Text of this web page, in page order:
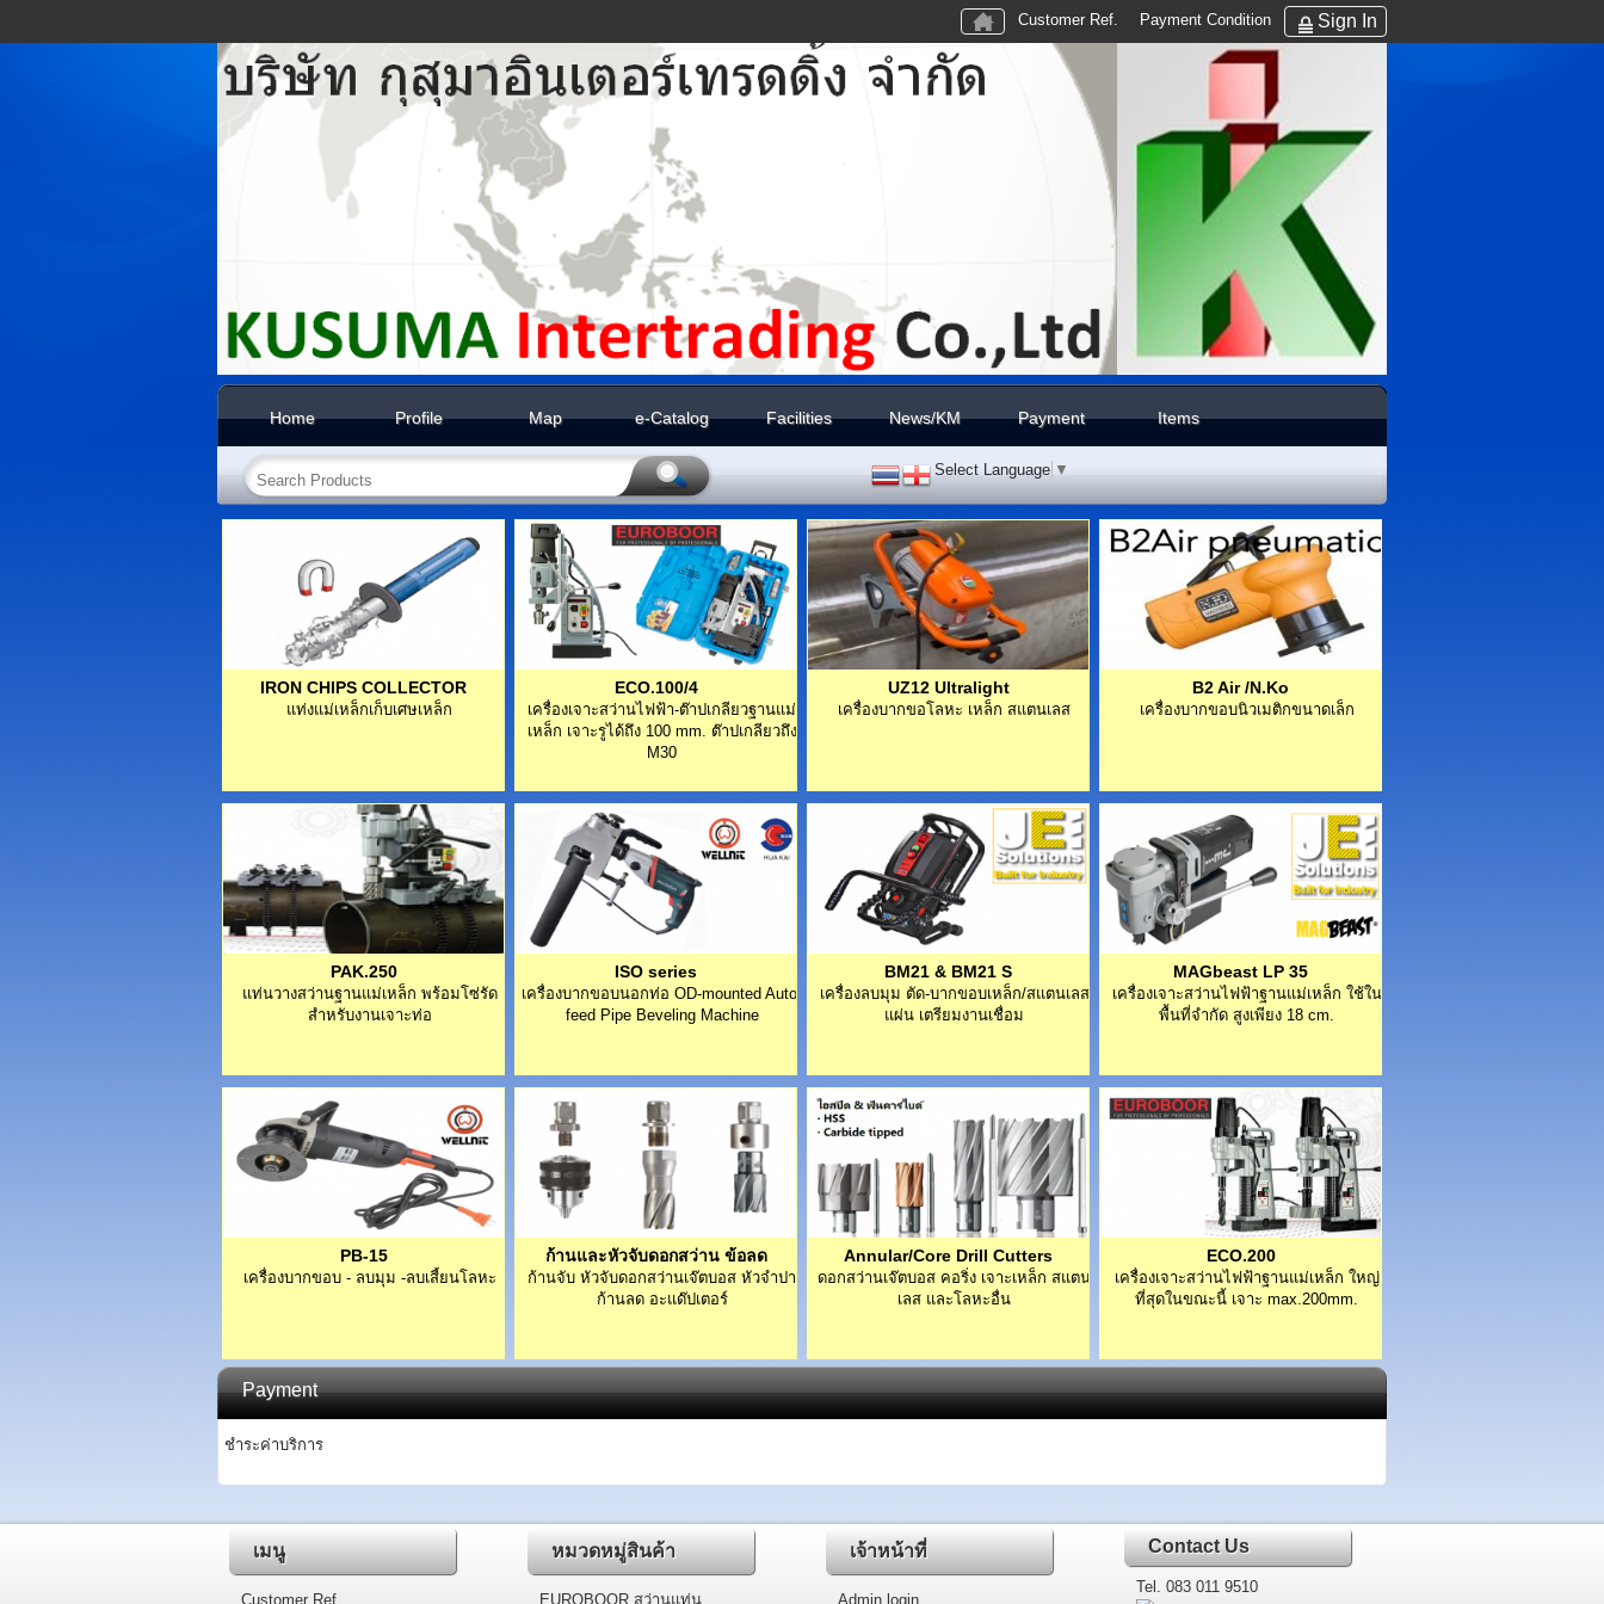
Customer Ref. Payment Condition Sign In
Home Profile Map e-Catalog Facilities News/KM Payment Items
Select Language ▼
IRON CHIPS COLLECTOR
แท่งแม่เหล็กเก็บเศษเหล็ก
ECO.100/4
เครื่องเจาะสว่านไฟฟ้า-ต๊าปเกลียวฐานแม่
เหล็ก เจาะรูได้ถึง 100 mm. ต๊าปเกลียวถึง
M30
UZ12 Ultralight
เครื่องบากขอโลหะ เหล็ก สแตนเลส
B2 Air /N.Ko
เครื่องบากขอบนิวเมติกขนาดเล็ก
PAK.250
แท่นวางสว่านฐานแม่เหล็ก พร้อมโซ่รัด
สำหรับงานเจาะท่อ
ISO series
เครื่องบากขอบนอกท่อ OD-mounted Auto-
feed Pipe Beveling Machine
BM21 & BM21 S
เครื่องลบมุม ตัด-บากขอบเหล็ก/สแตนเลส
แผ่น เตรียมงานเชื่อม
MAGbeast LP 35
เครื่องเจาะสว่านไฟฟ้าฐานแม่เหล็ก ใช้ใน
พื้นที่จำกัด สูงเพียง 18 cm.
PB-15
เครื่องบากขอบ - ลบมุม -ลบเสี้ยนโลหะ
ก้านและหัวจับดอกสว่าน ข้อลด
ก้านจับ หัวจับดอกสว่านเจ๊ตบอส หัวจำปา
ก้านลด อะแด๊ปเตอร์
Annular/Core Drill Cutters
ดอกสว่านเจ๊ตบอส คอริ่ง เจาะเหล็ก สแตน
เลส และโลหะอื่น
ECO.200
เครื่องเจาะสว่านไฟฟ้าฐานแม่เหล็ก ใหญ่
ที่สุดในขณะนี้ เจาะ max.200mm.
Payment
ชำระค่าบริการ
เมนู
Customer Ref.
หมวดหมู่สินค้า
EUROBOOR สว่านแท่น
เจ้าหน้าที่
Admin login
Contact Us
Tel. 083 011 9510